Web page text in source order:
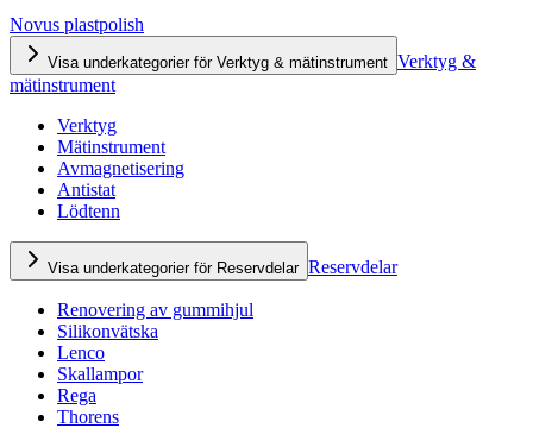
Novus plastpolish
Visa underkategorier för Verktyg & mätinstrument Verktyg &
mätinstrument
Verktyg
Mätinstrument
Avmagnetisering
Antistat
Lödtenn
Visa underkategorier för Reservdelar Reservdelar
Renovering av gummihjul
Silikonvätska
Lenco
Skallampor
Rega
Thorens